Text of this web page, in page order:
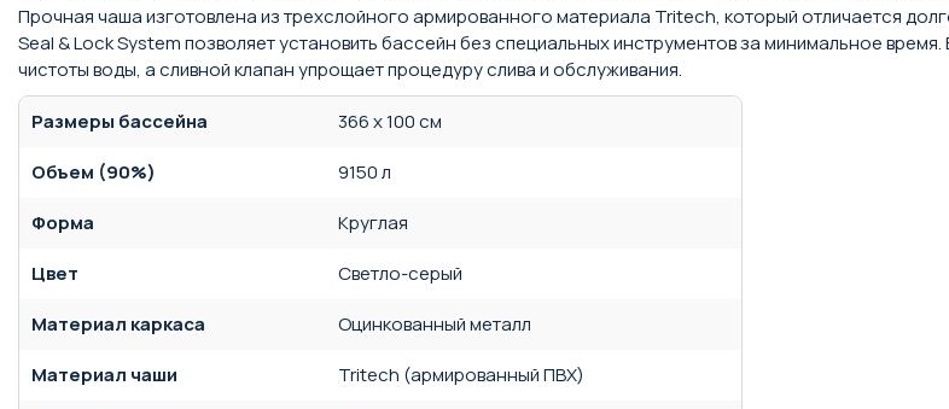
Прочная чаша изготовлена из трехслойного армированного материала Tritech, который отличается
Seal & Lock System позволяет установить бассейн без специальных инструментов за минимальное
чистоты воды, а сливной клапан упрощает процедуру слива и обслуживания.
Размеры бассейна
366 x 100 см
Объем (90%)
9150 л
Форма
Круглая
Цвет
Светло-серый
Материал каркаса
Оцинкованный металл
Материал чаши
Tritech (армированный ПВХ)